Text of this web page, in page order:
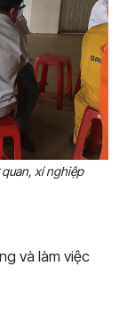
xí nghiệp
và làm việc